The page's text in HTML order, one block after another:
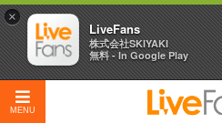
MENU
×
LiveFans
株式会社SKIYAKI
無料 - In Google Play